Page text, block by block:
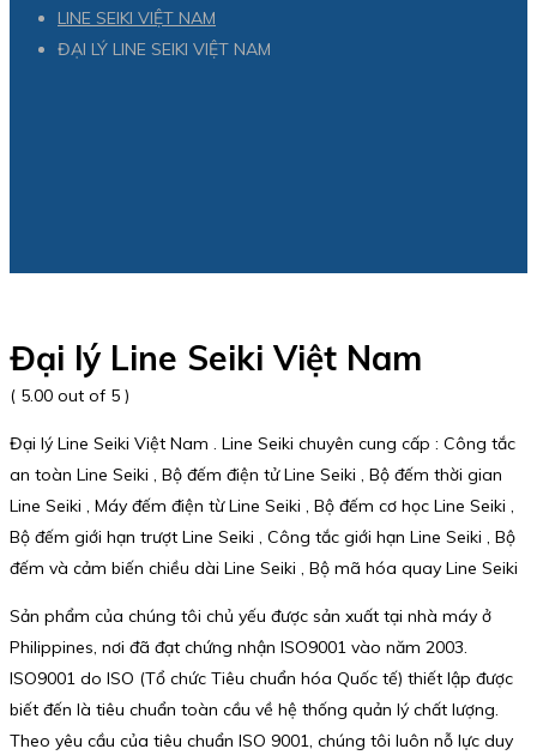
LINE SEIKI VIỆT NAM
ĐẠI LÝ LINE SEIKI VIỆT NAM
Đại lý Line Seiki Việt Nam
( 5.00 out of 5 )
Đại lý Line Seiki Việt Nam . Line Seiki chuyên cung cấp : Công tắc
an toàn Line Seiki , Bộ đếm điện tử Line Seiki , Bộ đếm thời gian
Line Seiki , Máy đếm điện từ Line Seiki , Bộ đếm cơ học Line Seiki ,
Bộ đếm giới hạn trượt Line Seiki , Công tắc giới hạn Line Seiki , Bộ
đếm và cảm biến chiều dài Line Seiki , Bộ mã hóa quay Line Seiki
Sản phẩm của chúng tôi chủ yếu được sản xuất tại nhà máy ở
Philippines, nơi đã đạt chứng nhận ISO9001 vào năm 2003.
ISO9001 do ISO (Tổ chức Tiêu chuẩn hóa Quốc tế) thiết lập được
biết đến là tiêu chuẩn toàn cầu về hệ thống quản lý chất lượng.
Theo yêu cầu của tiêu chuẩn ISO 9001, chúng tôi luôn nỗ lực duy